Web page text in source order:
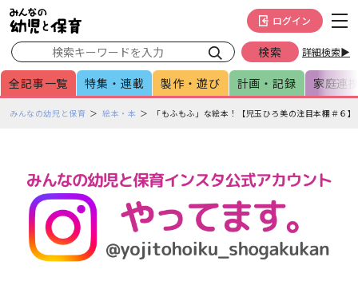
詳細検索▶
ログイン
全記事一覧 特集・連載 製作・遊び 計画・記録 家庭連
ペみんなの幼児と保育 絵本・本 「もふもふ」な絵本！【児玉ひろ美の注目本棚＃６】